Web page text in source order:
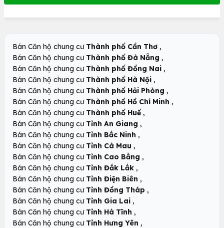
Bán Căn hộ chung cư Thành phố Cần Thơ ,
Bán Căn hộ chung cư Thành phố Đà Nẵng ,
Bán Căn hộ chung cư Thành phố Đồng Nai ,
Bán Căn hộ chung cư Thành phố Hà Nội ,
Bán Căn hộ chung cư Thành phố Hải Phòng ,
Bán Căn hộ chung cư Thành phố Hồ Chí Minh ,
Bán Căn hộ chung cư Thành phố Huế ,
Bán Căn hộ chung cư Tỉnh An Giang ,
Bán Căn hộ chung cư Tỉnh Bắc Ninh ,
Bán Căn hộ chung cư Tỉnh Cà Mau ,
Bán Căn hộ chung cư Tỉnh Cao Bằng ,
Bán Căn hộ chung cư Tỉnh Đắk Lắk ,
Bán Căn hộ chung cư Tỉnh Điện Biên ,
Bán Căn hộ chung cư Tỉnh Đồng Tháp ,
Bán Căn hộ chung cư Tỉnh Gia Lai ,
Bán Căn hộ chung cư Tỉnh Hà Tĩnh ,
Bán Căn hộ chung cư Tỉnh Hưng Yên ,